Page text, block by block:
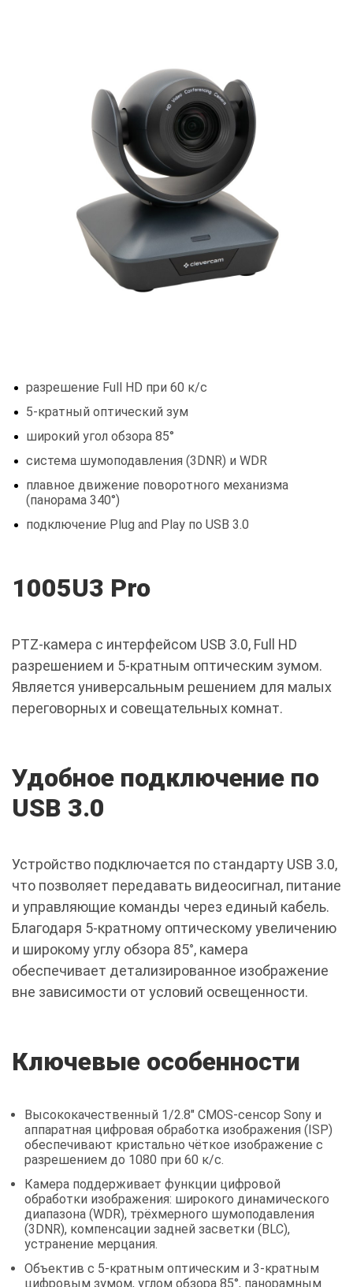
разрешение Full HD при 60 к/с
5-кратный оптический зум
широкий угол обзора 85°
система шумоподавления (3DNR) и WDR
плавное движение поворотного механизма
(панорама 340°)
подключение Plug and Play по USB 3.0
1005U3 Pro
PTZ-камера с интерфейсом USB 3.0, Full HD
разрешением и 5-кратным оптическим зумом.
Является универсальным решением для малых
переговорных и совещательных комнат.
Удобное подключение по
USB 3.0
Устройство подключается по стандарту USB 3.0,
что позволяет передавать видеосигнал, питание
и управляющие команды через единый кабель.
Благодаря 5-кратному оптическому увеличению
и широкому углу обзора 85°, камера
обеспечивает детализированное изображение
вне зависимости от условий освещенности.
Ключевые особенности
Высококачественный 1/2.8" CMOS-сенсор Sony и
аппаратная цифровая обработка изображения (ISP)
обеспечивают кристально чёткое изображение с
разрешением до 1080 при 60 к/с.
Камера поддерживает функции цифровой
обработки изображения: широкого динамического
диапазона (WDR), трёхмерного шумоподавления
(3DNR), компенсации задней засветки (BLC),
устранение мерцания.
Объектив с 5-кратным оптическим и 3-кратным
цифровым зумом, углом обзора 85°, панорамным